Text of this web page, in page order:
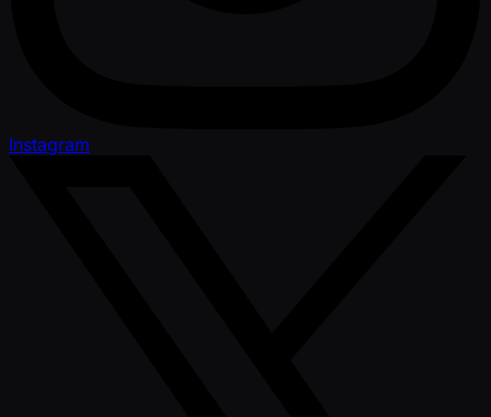
Instagram